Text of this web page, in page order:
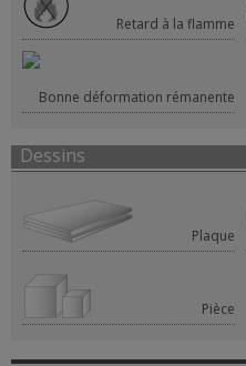
Retard à la flamme
Bonne déformation rémanente
Dessins
Plaque
Pièce